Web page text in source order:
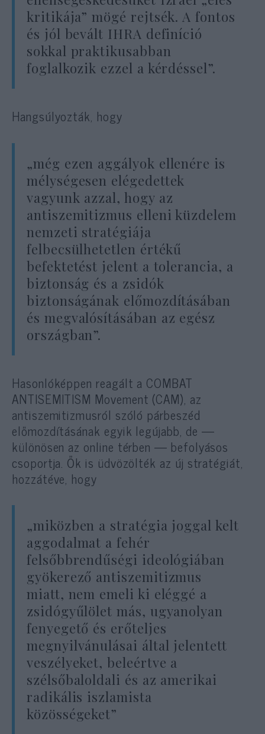
kritikája” mögé rejtsék. A fontos
és jól bevált IHRA definíció
sokkal praktikusabban
foglalkozik ezzel a kérdéssel”.
Hangsúlyozták, hogy
„még ezen aggályok ellenére is
mélységesen elégedettek
vagyunk azzal, hogy az
antiszemitizmus elleni küzdelem
nemzeti stratégiája
felbecsülhetetlen értékű
befektetést jelent a tolerancia, a
biztonság és a zsidók
biztonságának előmozdításában
és megvalósításában az egész
országban”.
Hasonlóképpen reagált a COMBAT
ANTISEMITISM Movement (CAM), az
antiszemitizmusról szóló párbeszéd
előmozdításának egyik legújabb, de —
különösen az online térben — befolyásos
csoportja. Ők is üdvözölték az új stratégiát,
hozzátéve, hogy
„miközben a stratégia joggal kelt
aggodalmat a fehér
felsőbbrendűségi ideológiában
gyökerező antiszemitizmus
miatt, nem emeli ki eléggé a
zsidógyűlölet más, ugyanolyan
fenyegető és erőteljes
megnyilvánulásai által jelentett
veszélyeket, beleértve a
szélsőbaloldali és az amerikai
radikális iszlamista
közösségeket”